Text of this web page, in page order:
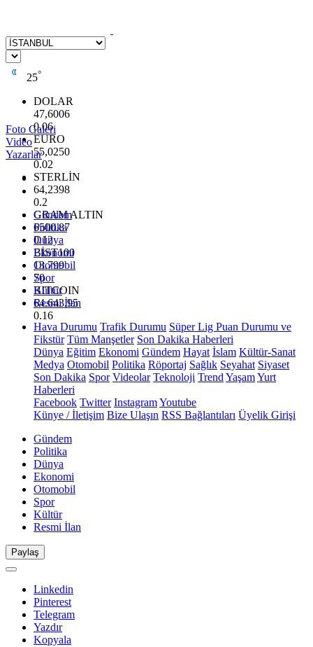
25°
DOLAR
47,6006
0.06
EURO
55,0250
0.02
STERLİN
64,2398
0.2
GRAM ALTIN
6500.87
0.12
BİST100
13.799
70
BITCOIN
64.643,95
0.16
Foto Galeri
Video
Yazarlar
Gündem
Politika
Dünya
Ekonomi
Otomobil
Spor
Kültür
Resmi İlan
Hava Durumu Trafik Durumu Süper Lig Puan Durumu ve
Fikstür Tüm Manşetler Son Dakika Haberleri
Dünya Eğitim Ekonomi Gündem Hayat İslam Kültür-Sanat
Medya Otomobil Politika Röportaj Sağlık Seyahat Siyaset
Son Dakika Spor Videolar Teknoloji Trend YaşamYurt
Haberleri
Facebook Twitter InstagramYoutube
Künye / İletişim Bize Ulaşın RSS Bağlantıları Üyelik Girişi
Gündem
Politika
Dünya
Ekonomi
Otomobil
Spor
Kültür
Resmi İlan
Paylaş
Linkedin
Pinterest
Telegram
Yazdır
Kopyala